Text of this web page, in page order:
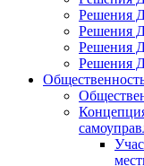
Решения
Решения
Решения
Решения